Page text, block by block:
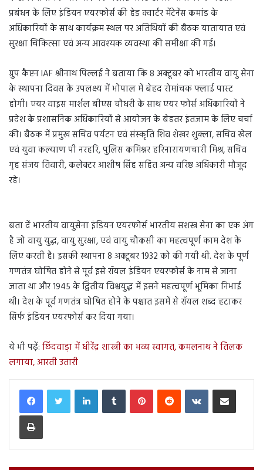
प्रबंधन के लिए इंडियन एयरफोर्स की हेड क्वार्टर मेंटेनेंस कमांड के
अधिकारियों के साथ कार्यक्रम स्थल पर अतिथियों की बैठक यातायात एवं
सुरक्षा चिकित्सा एवं अन्य आवश्यक व्यवस्था की समीक्षा की गई।
ग्रुप कैप्टन IAF श्रीनाथ पिल्लई ने बताया कि 8 अक्टूबर को भारतीय वायु सेना
के स्थापना दिवस के उपलक्ष्य में भोपाल में बेहद रोमांचक फ्लाई पास्ट
होगी। एयर वाइस मार्शल बीएस चौधरी के साथ एयर फोर्स अधिकारियों ने
प्रदेश के प्रशासनिक अधिकारियों से आयोजन के बेहतर इंतजाम के लिए चर्चा
की। बैठक में प्रमुख सचिव पर्यटन एवं संस्कृति शिव शेखर शुक्ला, सचिव खेल
एवं युवा कल्याण पी नरहरि, पुलिस कमिश्नर हरिनारायणचारी मिश्र, सचिव
गृह संजय तिवारी, कलेक्टर आशीष सिंह सहित अन्य वरिष्ठ अधिकारी मौजूद
रहे।
बता दें भारतीय वायुसेना इंडियन एयरफोर्स भारतीय सशस्त्र सेना का एक अंग
है जो वायु युद्ध, वायु सुरक्षा, एवं वायु चौकसी का महत्वपूर्ण काम देश के
लिए करती है। इसकी स्थापना 8 अक्टूबर 1932 को की गयी थी. देश के पूर्ण
गणतंत्र घोषित होने से पूर्व इसे रॉयल इंडियन एयरफोर्स के नाम से जाना
जाता था और 1945 के द्वितीय विश्वयुद्ध में इसने महत्वपूर्ण भूमिका निभाई
थी। देश के पूर्व गणतंत्र घोषित होने के पश्चात इसमें से रॉयल शब्द हटाकर
सिर्फ इंडियन एयरफोर्स कर दिया गया।
ये भी पढ़ें: छिंदवाड़ा में धीरेंद्र शास्त्री का भव्य स्वागत, कमलनाथ ने तिलक
लगाया, आरती उतारी
LinkedInTumblr PinterestReddit VKontakteShare via Email
Print